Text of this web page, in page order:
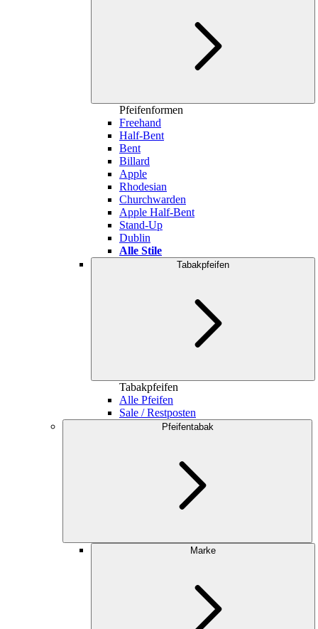
Pfeifenformen
Freehand
Half-Bent
Bent
Billard
Apple
Rhodesian
Churchwarden
Apple Half-Bent
Stand-Up
Dublin
Alle Stile
Tabakpfeifen
Tabakpfeifen
Alle Pfeifen
Sale / Restposten
Pfeifentabak
Marke